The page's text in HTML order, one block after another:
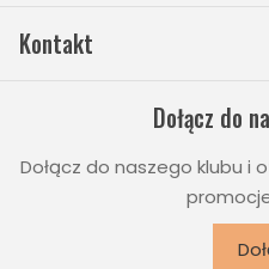
Kontakt
Dołącz do
Dołącz do naszego klubu i